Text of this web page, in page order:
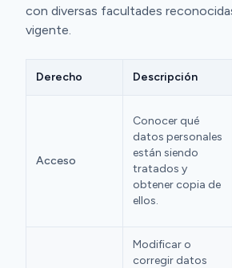
con diversas facultades
vigente.
Derecho Descripción
Acceso
Conocer qué
datos personales
están siendo
tratados y
obtener copia de
ellos.
Modificar o
corregir datos